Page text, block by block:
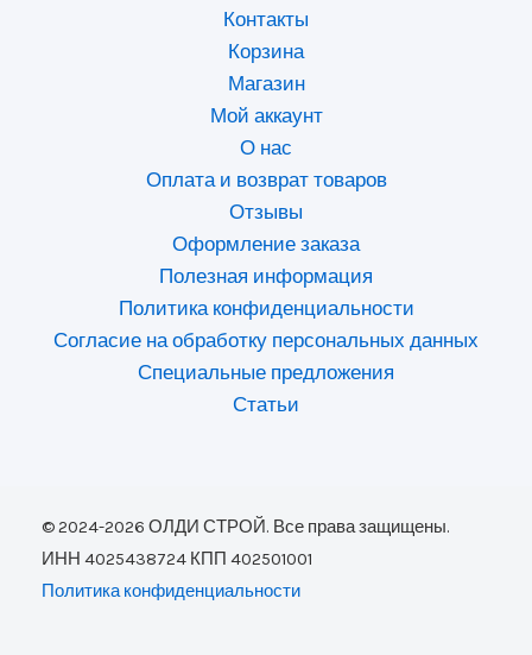
Контакты
Корзина
Магазин
Мой аккаунт
О нас
Оплата и возврат товаров
Отзывы
Оформление заказа
Полезная информация
Политика конфиденциальности
Согласие на обработку персональных данных
Специальные предложения
Статьи
© 2024-2026 ОЛДИ СТРОЙ. Все права защищены.
ИНН 4025438724 КПП 402501001
Политика конфиденциальности